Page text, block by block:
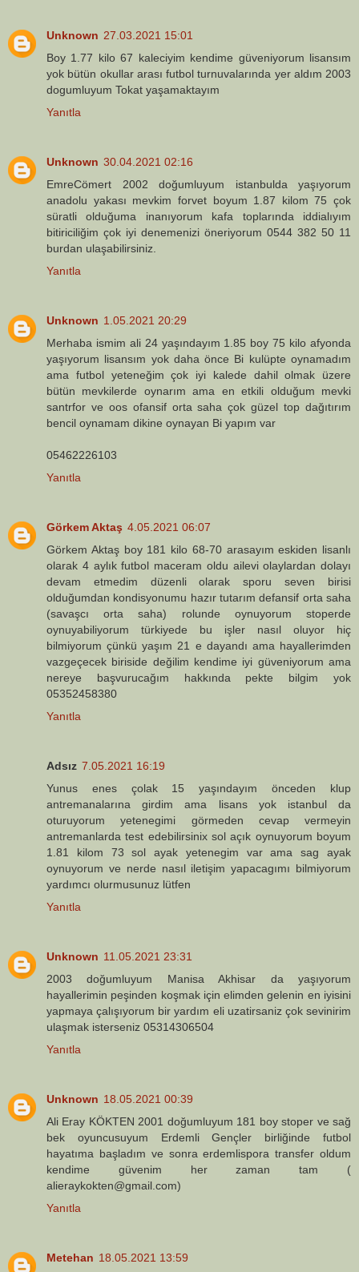
Unknown 27.03.2021 15:01
Boy 1.77 kilo 67 kaleciyim kendime güveniyorum lisansım
yok bütün okullar arası futbol turnuvalarında yer aldım 2003
dogumluyum Tokat yaşamaktayım
Yanıtla
Unknown 30.04.2021 02:16
EmreCömert 2002 doğumluyum istanbulda yaşıyorum
anadolu yakası mevkim forvet boyum 1.87 kilom 75 çok
süratli olduğuma inanıyorum kafa toplarında iddialıyım
bitiriciliğim çok iyi denemenizi öneriyorum 0544 382 50 11
burdan ulaşabilirsiniz.
Yanıtla
Unknown 1.05.2021 20:29
Merhaba ismim ali 24 yaşındayım 1.85 boy 75 kilo afyonda
yaşıyorum lisansım yok daha önce Bi kulüpte oynamadım
ama futbol yeteneğim çok iyi kalede dahil olmak üzere
bütün mevkilerde oynarım ama en etkili olduğum mevki
santrfor ve oos ofansif orta saha çok güzel top dağıtırım
bencil oynamam dikine oynayan Bi yapım var
05462226103
Yanıtla
Görkem Aktaş 4.05.2021 06:07
Görkem Aktaş boy 181 kilo 68-70 arasayım eskiden lisanlı
olarak 4 aylık futbol maceram oldu ailevi olaylardan dolayı
devam etmedim düzenli olarak sporu seven birisi
olduğumdan kondisyonumu hazır tutarım defansif orta saha
(savaşcı orta saha) rolunde oynuyorum stoperde
oynuyabiliyorum türkiyede bu işler nasıl oluyor hiç
bilmiyorum çünkü yaşım 21 e dayandı ama hayallerimden
vazgeçecek biriside değilim kendime iyi güveniyorum ama
nereye başvurucağım hakkında pekte bilgim yok
05352458380
Yanıtla
Adsız 7.05.2021 16:19
Yunus enes çolak 15 yaşındayım önceden klup
antremanalarına girdim ama lisans yok istanbul da
oturuyorum yetenegimi görmeden cevap vermeyin
antremanlarda test edebilirsinix sol açık oynuyorum boyum
1.81 kilom 73 sol ayak yetenegim var ama sag ayak
oynuyorum ve nerde nasıl iletişim yapacagımı bilmiyorum
yardımcı olurmusunuz lütfen
Yanıtla
Unknown 11.05.2021 23:31
2003 doğumluyum Manisa Akhisar da yaşıyorum
hayallerimin peşinden koşmak için elimden gelenin en iyisini
yapmaya çalışıyorum bir yardım eli uzatirsaniz çok sevinirim
ulaşmak isterseniz 05314306504
Yanıtla
Unknown 18.05.2021 00:39
Ali Eray KÖKTEN 2001 doğumluyum 181 boy stoper ve sağ
bek oyuncusuyum Erdemli Gençler birliğinde futbol
hayatıma başladım ve sonra erdemlispora transfer oldum
kendime güvenim her zaman tam (
alieraykokten@gmail.com)
Yanıtla
Metehan 18.05.2021 13:59